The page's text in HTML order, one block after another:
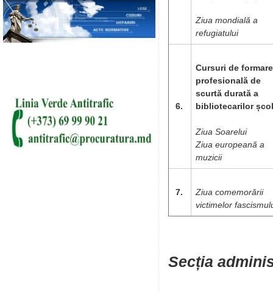
Ziua mondială a
refugiatului
6.
Cursuri de formare
profesională de
scurtă durată a
bibliotecarilor
Ziua Soarelui
Ziua europeană a
muzicii
7.
Ziua comemorării
victimelor
Secția